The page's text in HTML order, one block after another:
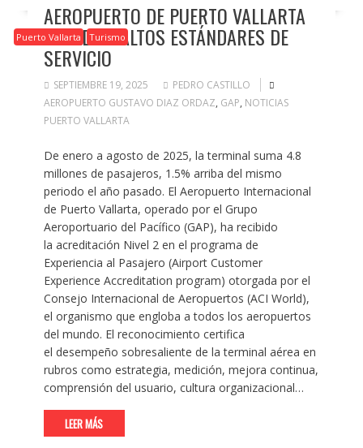
Puerto Vallarta Turismo
AEROPUERTO DE PUERTO VALLARTA
ACREDITA ALTOS ESTÁNDARES DE
SERVICIO
SEPTIEMBRE 19, 2025
PEDRO CASTILLO
AEROPUERTO GUSTAVO DIAZ ORDAZ, GAP, NOTICIAS
PUERTO VALLARTA
De enero a agosto de 2025, la terminal suma 4.8
millones de pasajeros, 1.5% arriba del mismo
periodo el año pasado. El Aeropuerto Internacional
de Puerto Vallarta, operado por el Grupo
Aeroportuario del Pacífico (GAP), ha recibido
la acreditación Nivel 2 en el programa de
Experiencia al Pasajero (Airport Customer
Experience Accreditation program) otorgada por el
Consejo Internacional de Aeropuertos (ACI World),
el organismo que engloba a todos los aeropuertos
del mundo. El reconocimiento certifica
el desempeño sobresaliente de la terminal aérea en
rubros como estrategia, medición, mejora continua,
comprensión del usuario, cultura organizacional…
LEER MÁS